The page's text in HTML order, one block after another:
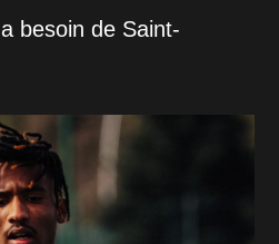
besoin de Saint-